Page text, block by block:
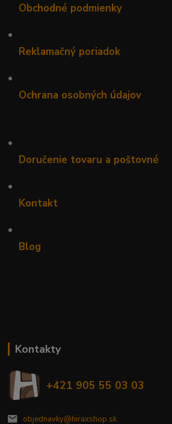
Obchodné podmienky
•
Reklamačný poriadok
•
Ochrana osobných údajov
•
Doručenie tovaru a poštovné
•
Kontakt
•
Blog
Kontakty
+421 905 55 03 03
objednavky@hiraxshop.sk